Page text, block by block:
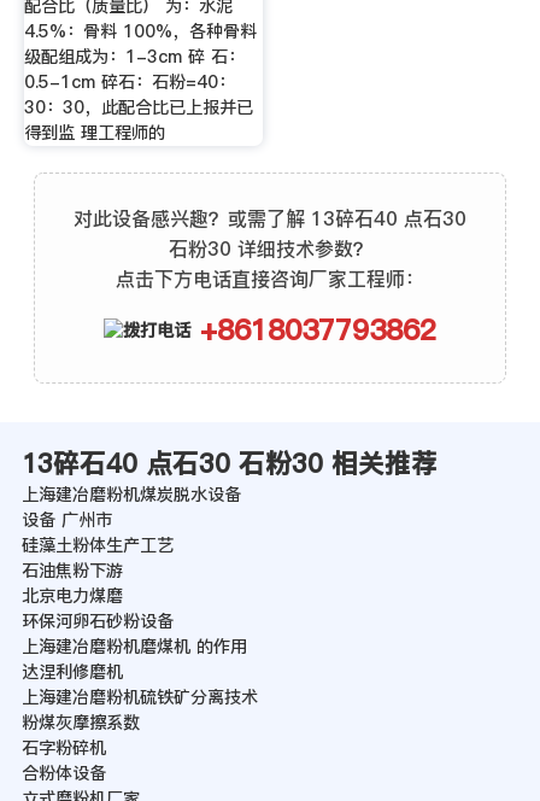
配合比（质量比） 为：水泥
4.5%：骨料 100%，各种骨料
级配组成为：1-3cm 碎 石：
0.5-1cm 碎石：石粉=40：
30：30，此配合比已上报并已
得到监 理工程师的
对此设备感兴趣？或需了解 13碎石40 点石30
石粉30 详细技术参数？
点击下方电话直接咨询厂家工程师：
+8618037793862
13碎石40 点石30 石粉30 相关推荐
上海建冶磨粉机煤炭脱水设备
设备 广州市
硅藻土粉体生产工艺
石油焦粉下游
北京电力煤磨
环保河卵石砂粉设备
上海建冶磨粉机磨煤机 的作用
达涅利修磨机
上海建冶磨粉机硫铁矿分离技术
粉煤灰摩擦系数
石字粉碎机
合粉体设备